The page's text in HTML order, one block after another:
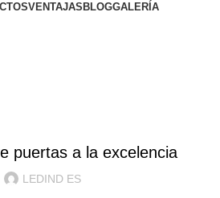
VENTAJAS BLOGGALERÍA
puertas a la excelencia
LEDIND ES